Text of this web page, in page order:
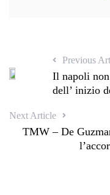
Previous
Il napoli
dell’ inizio
Next Article
TMW – De